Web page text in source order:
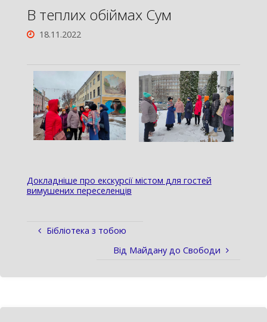
В теплих обіймах Сум
18.11.2022
Докладніше про екскурсії містом для гостей
вимушених переселенців
Бібліотека з тобою
Від Майдану до Свободи